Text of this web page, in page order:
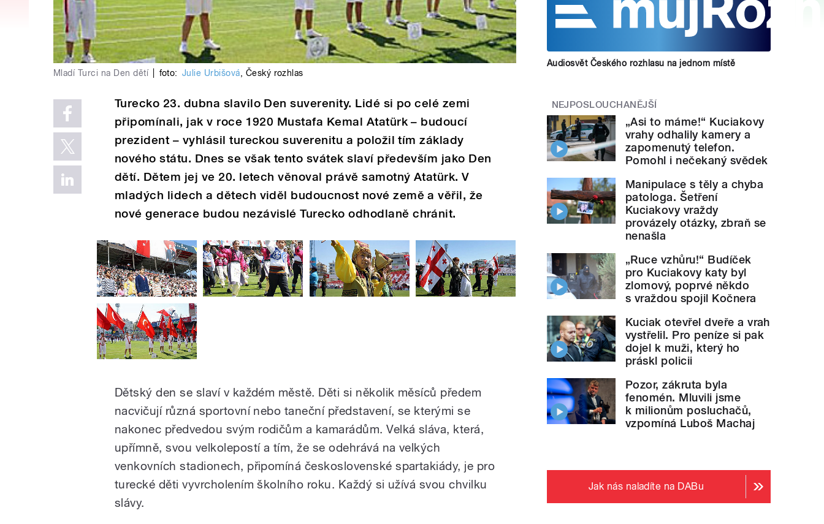
Mladí Turci na Den dětí foto: Julie Urbišová, Český rozhlas
Turecko 23. dubna slavilo Den suverenity. Lidé si po celé zemi
připomínali, jak v roce 1920 Mustafa Kemal Atatürk – budoucí
prezident – vyhlásil tureckou suverenitu a položil tím základy
nového státu. Dnes se však tento svátek slaví především jako Den
dětí. Dětem jej ve 20. letech věnoval právě samotný Atatürk. V
mladých lidech a dětech viděl budoucnost nové země a věřil, že
nové generace budou nezávislé Turecko odhodlaně chránit.
Dětský den se slaví v každém městě. Děti si několik měsíců předem
nacvičují různá sportovní nebo taneční představení, se kterými se
nakonec předvedou svým rodičům a kamarádům. Velká sláva, která,
upřímně, svou velkolepostí a tím, že se odehrává na velkých
venkovních stadionech, připomíná československé spartakiády, je pro
turecké děti vyvrcholením školního roku. Každý si užívá svou chvilku
slávy.
Audiosvět Českého rozhlasu na jednom místě
NEJPOSLOUCHANĚJŠÍ
„Asi to máme!“ Kuciakovy
vrahy odhalily kamery a
zapomenutý telefon.
Pomohl i nečekaný svědek
Manipulace s těly a chyba
patologa. Šetření
Kuciakovy vraždy
provázely otázky, zbraň se
nenašla
„Ruce vzhůru!“ Budíček
pro Kuciakovy katy byl
zlomový, poprvé někdo
s vraždou spojil Kočnera
Kuciak otevřel dveře a vrah
vystřelil. Pro peníze si pak
dojel k muži, který ho
práskl policii
Pozor, zákruta byla
fenomén. Mluvili jsme
k milionům posluchačů,
vzpomíná Luboš Machaj
Jak nás naladíte na DABu